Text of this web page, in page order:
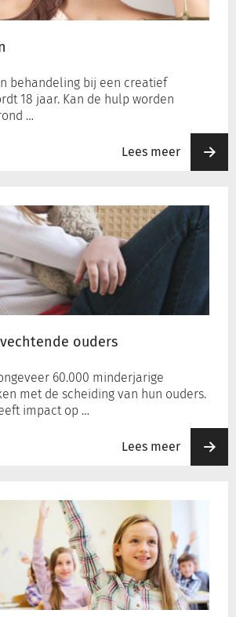
behandeling bij een creatief
18 jaar. Kan de hulp worden
…
Lees meer
ouders
60.000 minderjarige
met de scheiding van hun ouders.
impact op …
Lees meer